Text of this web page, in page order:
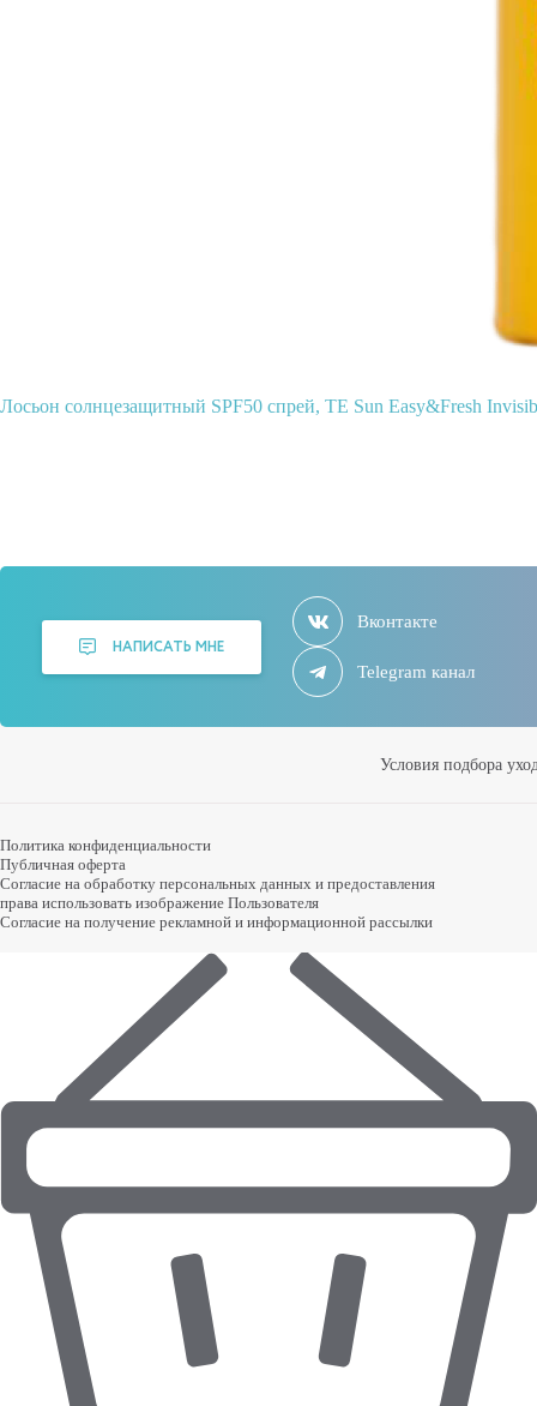
Лосьон солнцезащитный SPF50 спрей, TE Sun Easy&Fresh
НАПИСАТЬ МНЕ
Вконтакте
Telegram канал
Условия подбора
Политика конфиденциальности
Публичная оферта
Согласие на обработку персональных данных и предоставления
права использовать изображение Пользователя
Согласие на получение рекламной и информационной рассылки